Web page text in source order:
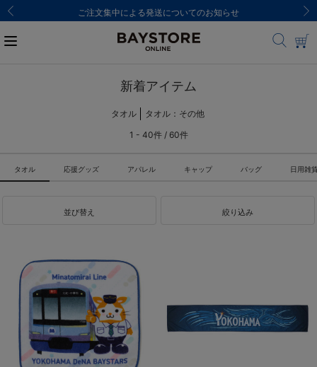
ご注文集中による発送についてのお知らせ
新着アイテム
タオル
タオル：その他
1 - 40件 / 60件
タオル 応援グッズ アパレル キャップ バッグ 日用雑
並び替え 絞り込み